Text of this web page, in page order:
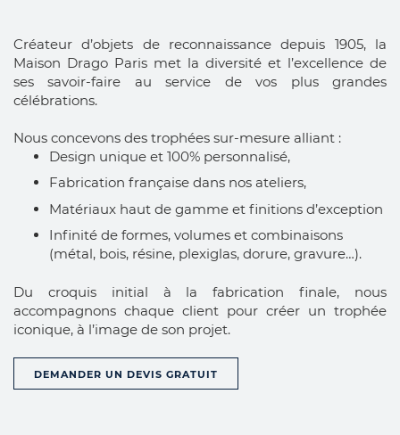
Créateur d’objets de reconnaissance depuis 1905, la
Maison Drago Paris met la diversité et l’excellence de
ses savoir-faire au service de vos plus grandes
célébrations.
Nous concevons des trophées sur-mesure alliant :
Design unique et 100% personnalisé,
Fabrication française dans nos ateliers,
Matériaux haut de gamme et finitions d’exception
Infinité de formes, volumes et combinaisons
(métal, bois, résine, plexiglas, dorure, gravure…).
Du croquis initial à la fabrication finale, nous
accompagnons chaque client pour créer un trophée
iconique, à l’image de son projet.
DEMANDER UN DEVIS GRATUIT